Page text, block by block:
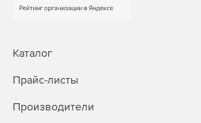
Автоматическое
Тестирование
с узла восстановления,
Каталог
Прайс-листы
Производители